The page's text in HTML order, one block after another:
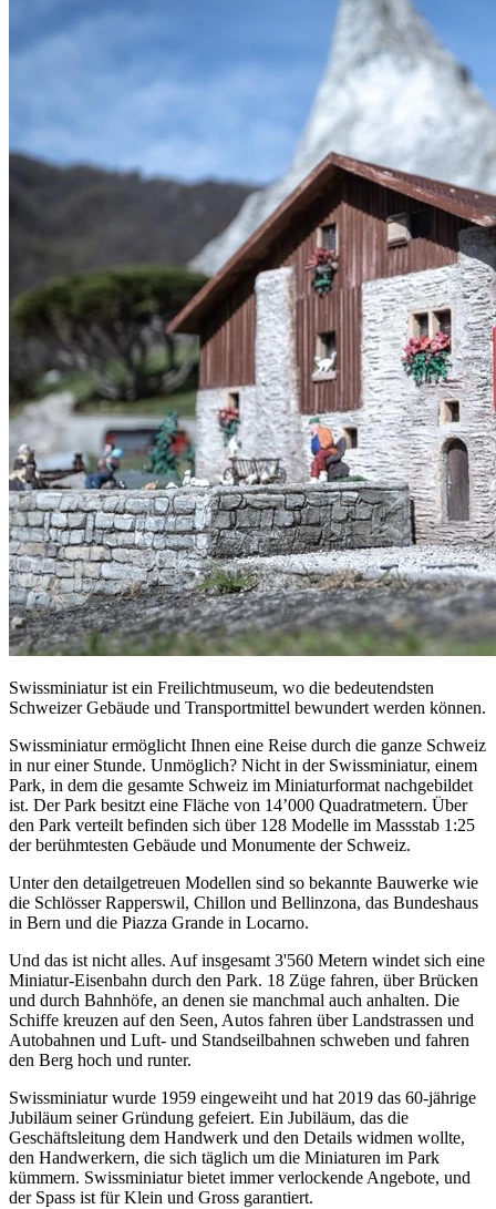
Swissminiatur ist ein Freilichtmuseum, wo die bedeutendsten
Schweizer Gebäude und Transportmittel bewundert werden können.
Swissminiatur ermöglicht Ihnen eine Reise durch die ganze Schweiz
in nur einer Stunde. Unmöglich? Nicht in der Swissminiatur, einem
Park, in dem die gesamte Schweiz im Miniaturformat nachgebildet
ist. Der Park besitzt eine Fläche von 14’000 Quadratmetern. Über
den Park verteilt befinden sich über 128 Modelle im Massstab 1:25
der berühmtesten Gebäude und Monumente der Schweiz.
Unter den detailgetreuen Modellen sind so bekannte Bauwerke wie
die Schlösser Rapperswil, Chillon und Bellinzona, das Bundeshaus
in Bern und die Piazza Grande in Locarno.
Und das ist nicht alles. Auf insgesamt 3'560 Metern windet sich eine
Miniatur-Eisenbahn durch den Park. 18 Züge fahren, über Brücken
und durch Bahnhöfe, an denen sie manchmal auch anhalten. Die
Schiffe kreuzen auf den Seen, Autos fahren über Landstrassen und
Autobahnen und Luft- und Standseilbahnen schweben und fahren
den Berg hoch und runter.
Swissminiatur wurde 1959 eingeweiht und hat 2019 das 60-jährige
Jubiläum seiner Gründung gefeiert. Ein Jubiläum, das die
Geschäftsleitung dem Handwerk und den Details widmen wollte,
den Handwerkern, die sich täglich um die Miniaturen im Park
kümmern. Swissminiatur bietet immer verlockende Angebote, und
der Spass ist für Klein und Gross garantiert.